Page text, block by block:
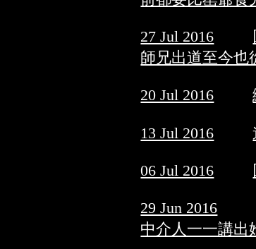
27 Jul 2016
師兄出道至今也
20 Jul 2016
13 Jul 2016
06 Jul 2016
29 Jun 2016
中介人一一講出